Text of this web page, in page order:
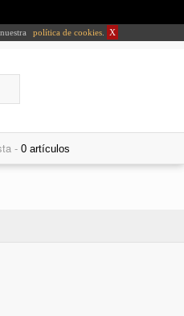
política de cookies X
-